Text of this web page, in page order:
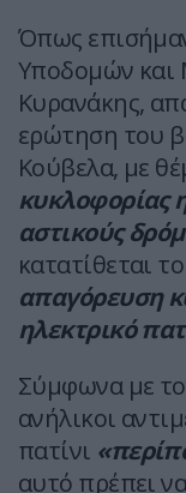
Όπως
Υποδομών και
Κυρανάκης,
ερώτηση του
Κούβελα, με
κυκλοφορίας
αστικούς
κατατίθεται
απαγόρευση
ηλεκτρικό
Σύμφωνα με
ανήλικοι
πατίνι
αυτό πρέπει